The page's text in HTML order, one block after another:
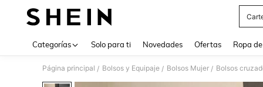
Categorías Solo para ti Novedades Ofertas Ropa
Página principal / Bolsos y Equipaje / Bolsos Mujer / Bolsos